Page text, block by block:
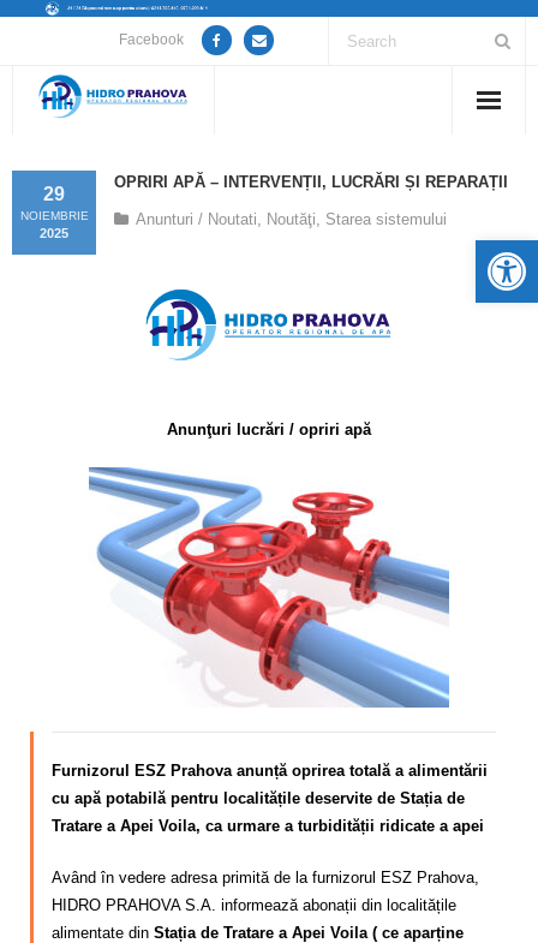
Facebook
Despre noi
Guvernanță Corporativă
Informații de interes public
Calitatea apei
OPRIRI APĂ – INTERVENȚII, LUCRĂRI ȘI REPARAȚII
29
NOIEMBRIE
2025
Anunturi / Noutati, Noutăţi, Starea sistemului
Anunţuri lucrări / opriri apă
Furnizorul ESZ Prahova anunță oprirea totală a alimentării
cu apă potabilă pentru localitățile deservite de Stația de
Tratare a Apei Voila, ca urmare a turbidității ridicate a apei
Având în vedere adresa primită de la furnizorul ESZ Prahova,
HIDRO PRAHOVA S.A. informează abonații din localitățile
alimentate din Stația de Tratare a Apei Voila ( ce aparține